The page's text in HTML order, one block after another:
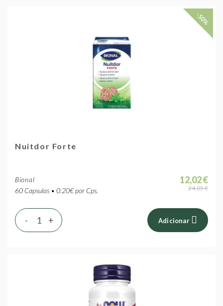
-50%
Nuitdor Forte
Bional
60 Capsulas • 0.20€ por Cps.
12,02 €
24,05 €
+
- Adicionar